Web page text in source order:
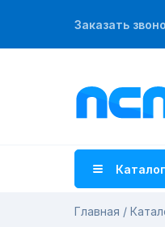
Заказать
Каталог
Главная